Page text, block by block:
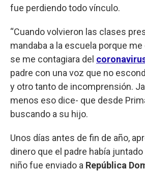
fue perdiendo todo vínculo.
“Cuando volvieron las clases
mandaba a la escuela porque
se me contagiara del
padre con una voz que no
y otro tanto de incomprensión.
menos eso dice- que desde
buscando a su hijo.
Unos días antes de fin de año,
dinero que el padre había juntado
niño fue enviado a República